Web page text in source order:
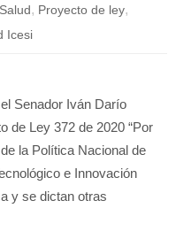
, Proyecto de ley,
Icesi
Senador Iván Darío
de Ley 372 de 2020 “Por
la Política Nacional de
e Innovación
y se dictan otras